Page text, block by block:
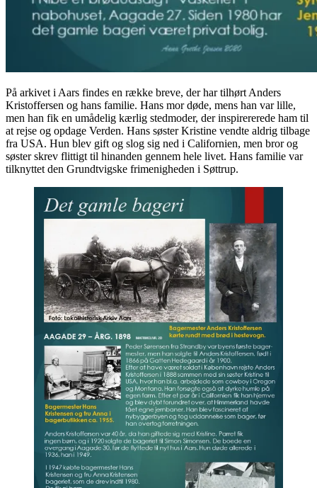
På arkivet i Aars findes en række breve, der har tilhørt Anders
Kristoffersen og hans familie. Hans mor døde, mens han var lille,
men han fik en umådelig kærlig stedmoder, der inspirererede ham til
at rejse og opdage Verden. Hans søster Kristine vendte aldrig tilbage
fra USA. Hun blev gift og slog sig ned i Californien, men bror og
søster skrev flittigt til hinanden gennem hele livet. Hans familie var
tilknyttet den Grundtvigske frimenigheden i Søttrup.